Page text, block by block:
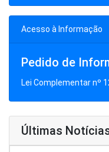
Acesso à Informação
Pedido de
Lei Complementar nº
Últimas